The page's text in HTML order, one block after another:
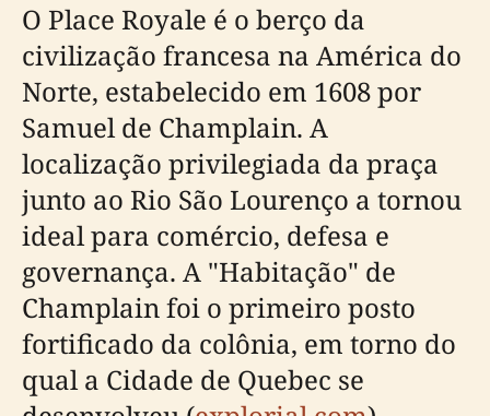
O Place Royale é o berço da
civilização francesa na América do
Norte, estabelecido em 1608 por
Samuel de Champlain. A
localização privilegiada da praça
junto ao Rio São Lourenço a tornou
ideal para comércio, defesa e
governança. A "Habitação" de
Champlain foi o primeiro posto
fortificado da colônia, em torno do
qual a Cidade de Quebec se